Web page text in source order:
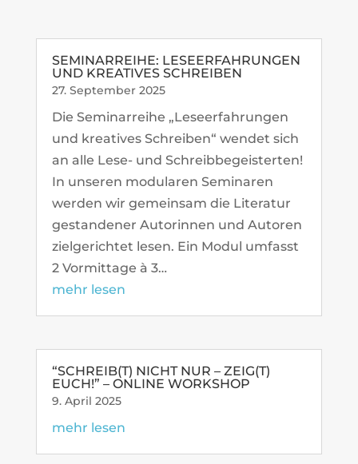
SEMI­NAR­REIHE: LESE­ER­FAH­RUNGEN
UND KREA­TIVES SCHREIBEN
27. Sep­tember 2025
Die Semi­nar­reihe „Lese­er­fah­rungen
und krea­tives Schreiben“ wendet sich
an alle Lese- und Schreib­be­geis­terten!
In unseren modu­laren Semi­naren
werden wir gemeinsam die Literatur
gestan­dener Autorinnen und Autoren
ziel­ge­richtet lesen. Ein Modul umfasst
2 Vor­mit­tage à 3…
mehr lesen
“SCHREIB(T) NICHT NUR – ZEIG(T)
EUCH!” – ONLINE WORKSHOP
9. April 2025
mehr lesen